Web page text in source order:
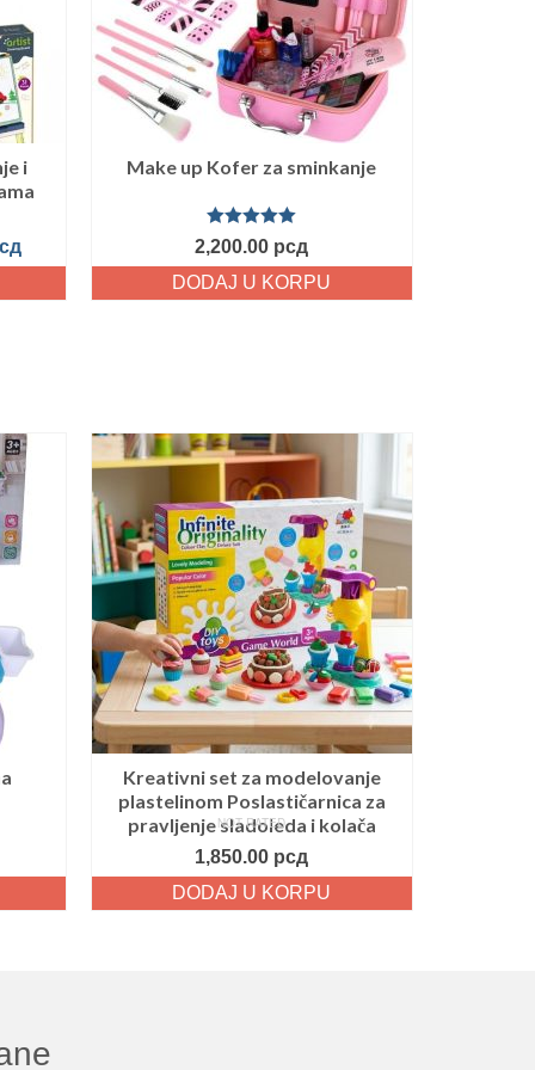
i
Make up Kofer za sminkanje
Ocenjeno
sa5.00 od
5
2,200.00 рсд
DODAJ U KORPU
Kreativni set za modelovanje
plastelinom Poslastičarnica za
pravljenje sladoleda i kolača
NOT RATED
1,850.00 рсд
DODAJ U KORPU